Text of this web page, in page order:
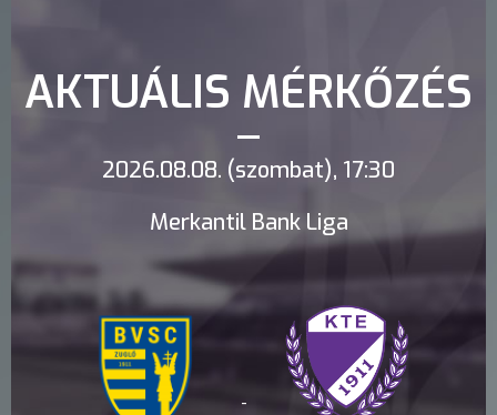
AKTUÁLIS MÉRKŐZÉS
2026.08.08. (szombat), 17:30
Merkantil Bank Liga
-